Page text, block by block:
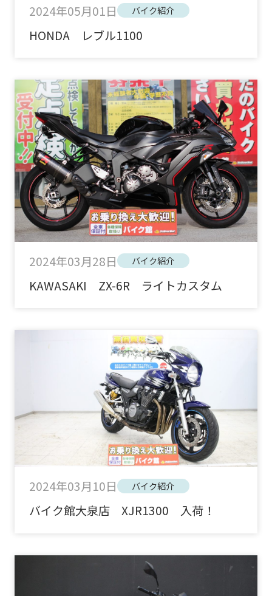
2024年05月01日 バイク紹介
HONDA レブル1100
2024年03月28日 バイク紹介
KAWASAKI ZX-6R ライトカスタム
2024年03月10日 バイク紹介
バイク館大泉店 XJR1300 入荷！